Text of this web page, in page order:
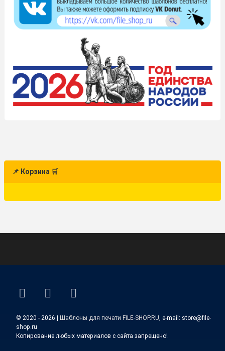
📌 Корзина 🛒
ВКонтакте
YouTube
E-mail
© 2020 - 2026 | Шаблоны для печати FILE-SHOP.RU , e-mail: store@file-
shop.ru
Копирование любых материалов с сайта запрещено!